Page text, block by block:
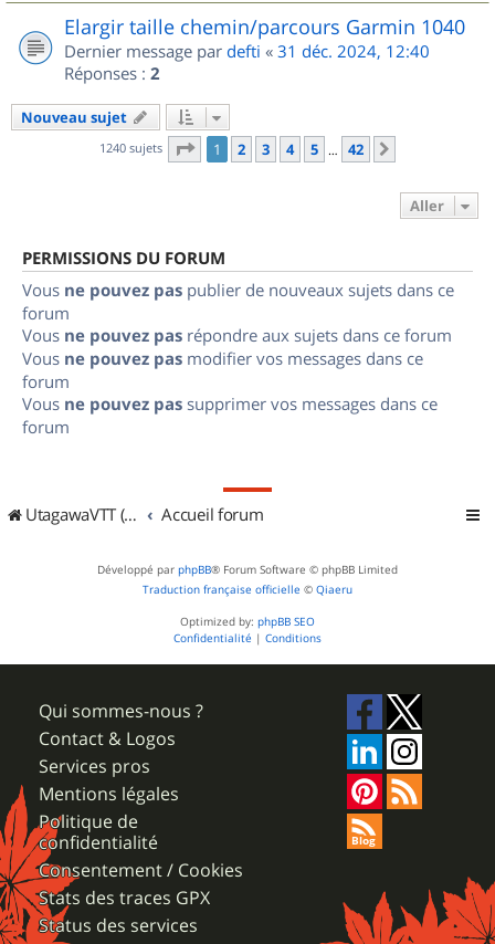
Elargir taille chemin/parcours Garmin 1040
Dernier message par defti « 31 déc. 2024, 12:40
Réponses : 2
Nouveau sujet
1240 sujets Page 1sur
1 2 3 4 5 … 42
Aller
PERMISSIONS DU FORUM
Vous ne pouvez pas publier de nouveaux sujets dans ce
forum
Vous ne pouvez pas répondre aux sujets dans ce forum
Vous ne pouvez pas modifier vos messages dans ce
forum
Vous ne pouvez pas supprimer vos messages dans ce
forum
UtagawaVTT (Randos VTT et VTTAE avec traces GPS) Accueil forum
Développé par phpBB® Forum Software © phpBB Limited
Traduction française officielle © Qiaeru
Optimized by: phpBB SEO
Confidentialité | Conditions
Qui sommes-nous ?
Contact & Logos
Services pros
Mentions légales
Politique de
confidentialité
Consentement / Cookies
Stats des traces GPX
Status des services